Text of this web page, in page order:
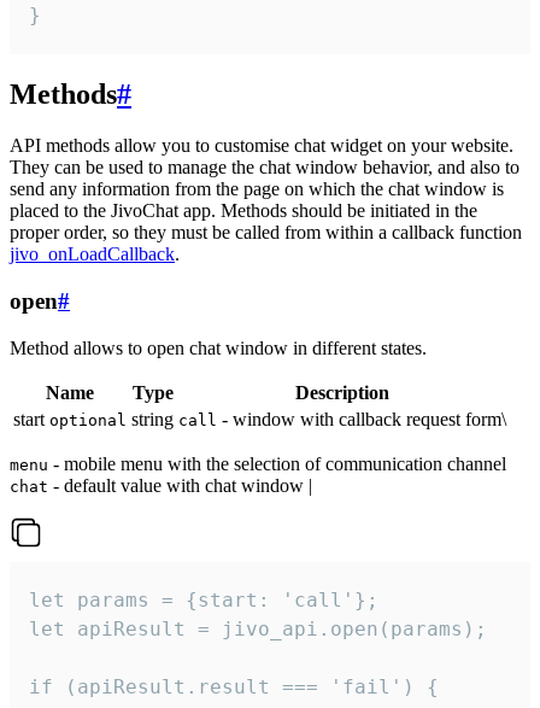
}
Methods#
API methods allow you to customise chat widget on your website.
They can be used to manage the chat window behavior, and also to
send any information from the page on which the chat window is
placed to the JivoChat app. Methods should be initiated in the
proper order, so they must be called from within a callback function
jivo_onLoadCallback.
open#
Method allows to open chat window in different states.
Name Type
Description
start optional string call - window with callback request form\
menu - mobile menu with the selection of communication channel
chat - default value with chat window |
let params = {start: 'call'};
let apiResult = jivo_api.open(params);
if (apiResult.result === 'fail') {